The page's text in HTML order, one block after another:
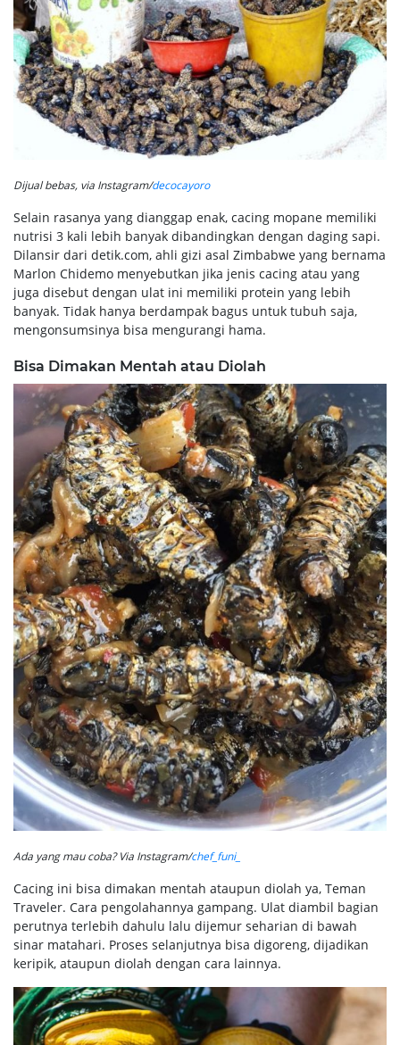
Dijual bebas, via Instagram/decocayoro
Selain rasanya yang dianggap enak, cacing mopane memiliki
nutrisi 3 kali lebih banyak dibandingkan dengan daging sapi.
Dilansir dari detik.com, ahli gizi asal Zimbabwe yang bernama
Marlon Chidemo menyebutkan jika jenis cacing atau yang
juga disebut dengan ulat ini memiliki protein yang lebih
banyak. Tidak hanya berdampak bagus untuk tubuh saja,
mengonsumsinya bisa mengurangi hama.
Bisa Dimakan Mentah atau Diolah
Ada yang mau coba? Via Instagram/chef_funi_
Cacing ini bisa dimakan mentah ataupun diolah ya, Teman
Traveler. Cara pengolahannya gampang. Ulat diambil bagian
perutnya terlebih dahulu lalu dijemur seharian di bawah
sinar matahari. Proses selanjutnya bisa digoreng, dijadikan
keripik, ataupun diolah dengan cara lainnya.